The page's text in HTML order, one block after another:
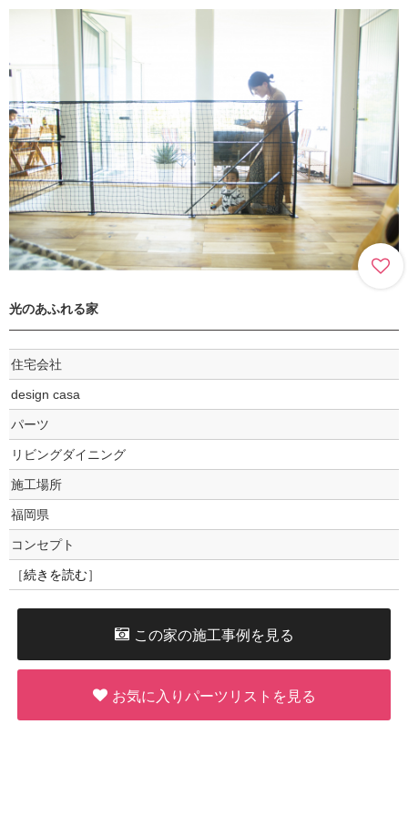
光のあふれる家
住宅会社
design casa
パーツ
リビングダイニング
施工場所
福岡県
コンセプト
［続きを読む］
この家の施工事例を見る
お気に入りパーツリストを見る